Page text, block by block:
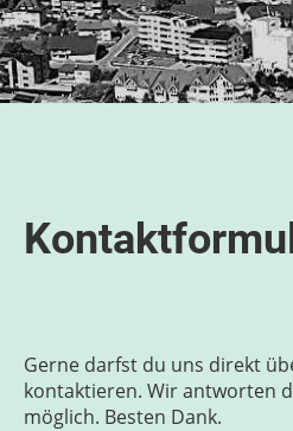
Gerne darfst du uns direkt
kontaktieren. Wir antworten
möglich. Besten Dank.